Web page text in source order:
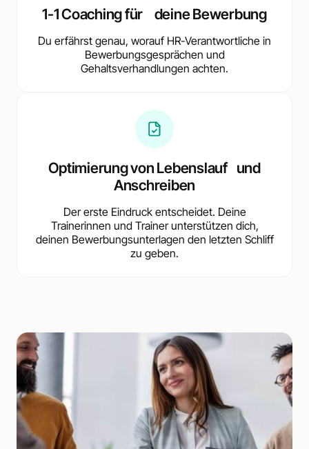
1-1 Coaching für deine Bewerbung
Du erfährst genau, worauf HR-Verantwortliche in
Bewerbungsgesprächen und
Gehaltsverhandlungen achten.
Optimierung von Lebenslauf und
Anschreiben
Der erste Eindruck entscheidet. Deine
Trainerinnen und Trainer unterstützen dich,
deinen Bewerbungsunterlagen den letzten Schliff
zu geben.